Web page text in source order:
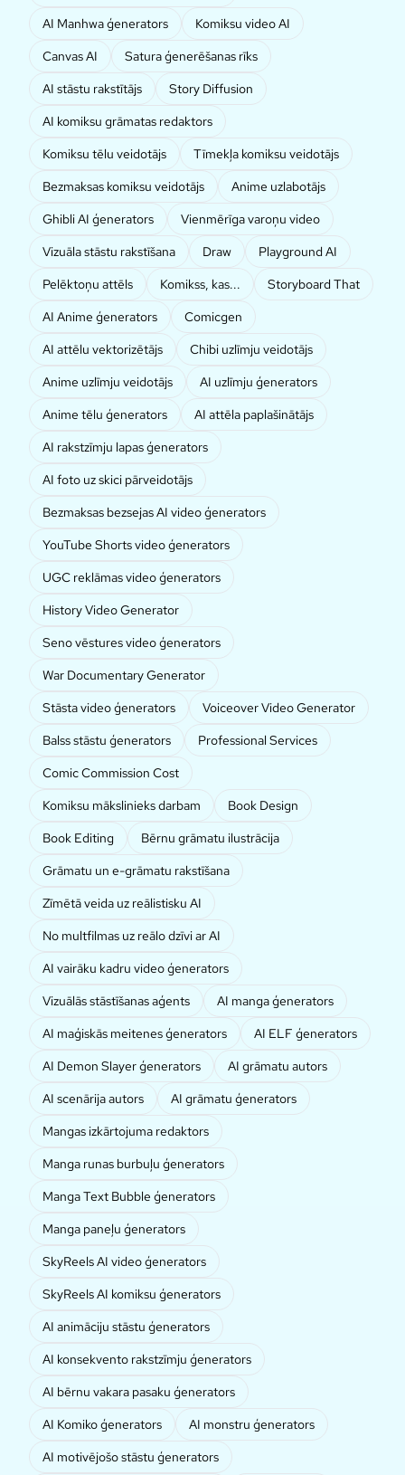
AI Manhwa ģenerators
Komiksu video AI
Canvas AI
Satura ģenerēšanas rīks
AI stāstu rakstītājs
Story Diffusion
AI komiksu grāmatas redaktors
Komiksu tēlu veidotājs
Tīmekļa komiksu veidotājs
Bezmaksas komiksu veidotājs
Anime uzlabotājs
Ghibli AI ģenerators
Vienmērīga varoņu video
Vizuāla stāstu rakstīšana
Draw
Playground AI
Pelēktoņu attēls
Komikss, kas...
Storyboard That
AI Anime ģenerators
Comicgen
AI attēlu vektorizētājs
Chibi uzlīmju veidotājs
Anime uzlīmju veidotājs
AI uzlīmju ģenerators
Anime tēlu ģenerators
AI attēla paplašinātājs
AI rakstzīmju lapas ģenerators
AI foto uz skici pārveidotājs
Bezmaksas bezsejas AI video ģenerators
YouTube Shorts video ģenerators
UGC reklāmas video ģenerators
History Video Generator
Seno vēstures video ģenerators
War Documentary Generator
Stāsta video ģenerators
Voiceover Video Generator
Balss stāstu ģenerators
Professional Services
Comic Commission Cost
Komiksu mākslinieks darbam
Book Design
Book Editing
Bērnu grāmatu ilustrācija
Grāmatu un e-grāmatu rakstīšana
Zīmētā veida uz reālistisku AI
No multfilmas uz reālo dzīvi ar AI
AI vairāku kadru video ģenerators
Vizuālās stāstīšanas aģents
AI manga ģenerators
AI maģiskās meitenes ģenerators
AI ELF ģenerators
AI Demon Slayer ģenerators
AI grāmatu autors
AI scenārija autors
AI grāmatu ģenerators
Mangas izkārtojuma redaktors
Manga runas burbuļu ģenerators
Manga Text Bubble ģenerators
Manga paneļu ģenerators
SkyReels AI video ģenerators
SkyReels AI komiksu ģenerators
AI animāciju stāstu ģenerators
AI konsekvento rakstzīmju ģenerators
AI bērnu vakara pasaku ģenerators
AI Komiko ģenerators
AI monstru ģenerators
AI motivējošo stāstu ģenerators